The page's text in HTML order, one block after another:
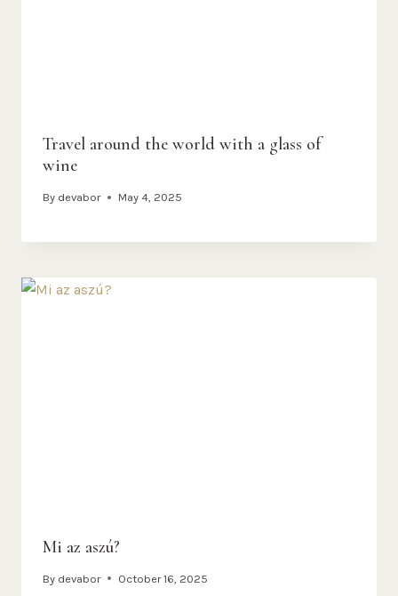
Travel around the world with a glass of
wine
By devabor May 4, 2025
Mi az aszú?
By devabor October 16, 2025